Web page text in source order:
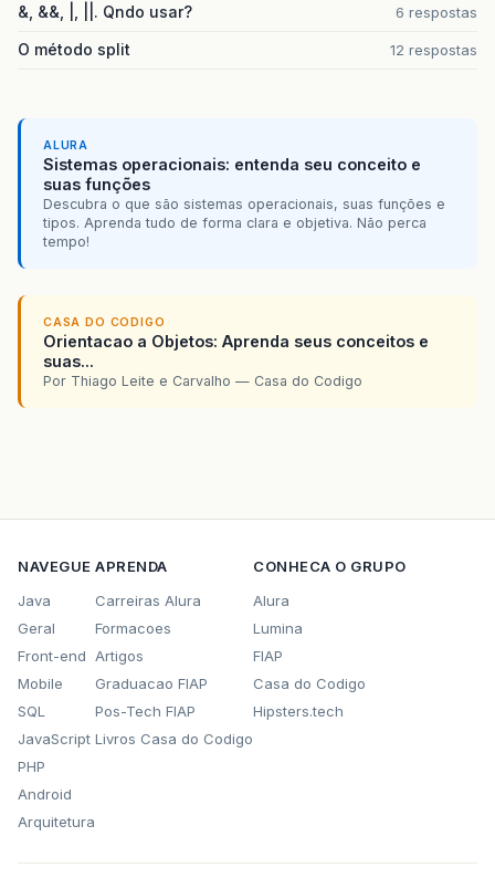
&, &&, |, ||. Qndo usar? 6 respostas
O método split 12 respostas
ALURA
Sistemas operacionais: entenda seu conceito e
suas funções
Descubra o que são sistemas operacionais, suas funções e
tipos. Aprenda tudo de forma clara e objetiva. Não perca
tempo!
CASA DO CODIGO
Orientacao a Objetos: Aprenda seus conceitos e
suas...
Por Thiago Leite e Carvalho — Casa do Codigo
NAVEGUE
Java
Geral
Front-end
Mobile
SQL
JavaScript
PHP
Android
Arquitetura
APRENDA
Carreiras Alura
Formacoes
Artigos
Graduacao FIAP
Pos-Tech FIAP
Livros Casa do Codigo
CONHECA O GRUPO
Alura
Lumina
FIAP
Casa do Codigo
Hipsters.tech